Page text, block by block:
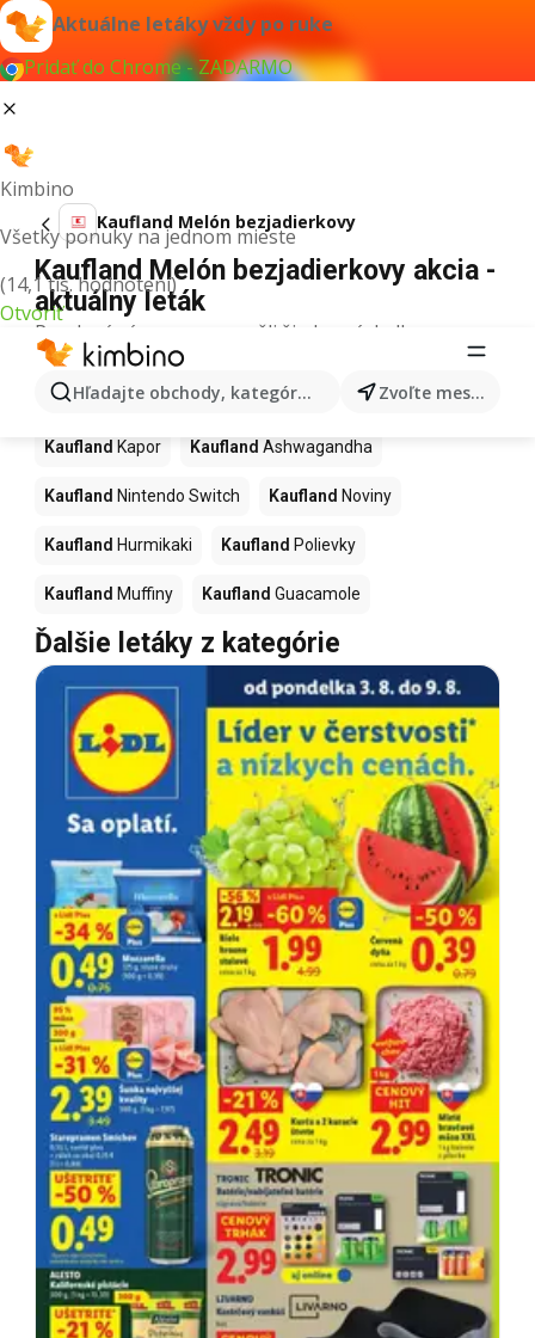
Aktuálne letáky vždy po ruke
Pridať do Chrome - ZADARMO
Kimbino
Všetky ponuky na jednom mieste
(14,1 tis. hodnotení)
Otvoriť
Hľadajte obchody, kategórie, produkty... Zvoľte mesto
Kaufland Melón bezjadierkovy
Kaufland Melón bezjadierkovy akcia -
aktuálny leták
Pre daný výraz sme nenašli žiadne výsledky.
Ďalšie produkty v obchodoch
Kaufland
Kaufland Kapor Kaufland Ashwagandha
Kaufland Nintendo Switch Kaufland Noviny
Kaufland Hurmikaki Kaufland Polievky
Kaufland Muffiny Kaufland Guacamole
Ďalšie letáky z kategórie